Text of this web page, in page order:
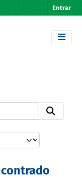
Entrar